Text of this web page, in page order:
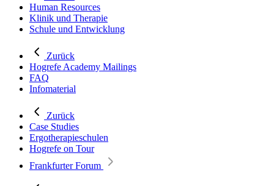
Human Resources
Klinik und Therapie
Schule und Entwicklung
Zurück
Hogrefe Academy Mailings
FAQ
Infomaterial
Zurück
Case Studies
Ergotherapieschulen
Hogrefe on Tour
Frankfurter Forum